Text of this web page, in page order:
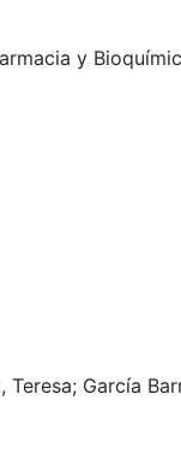
y
García